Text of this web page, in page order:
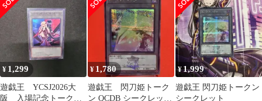
クン 4枚
ャパン YCSJ
¥ 1,299
遊戯王 YCSJ2026大
阪 入場記念トークン
¥ 1,780
遊戯王 閃刀姫トーク
ン QCDB シークレット
¥1,999
遊戯王 閃刀姫トークン
シークレット